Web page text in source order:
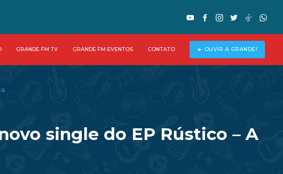
GRANDE FM TV GRANDE FM EVENTOS CONTATO ► OUVIR A GRANDE!
single do EP Rústico – A